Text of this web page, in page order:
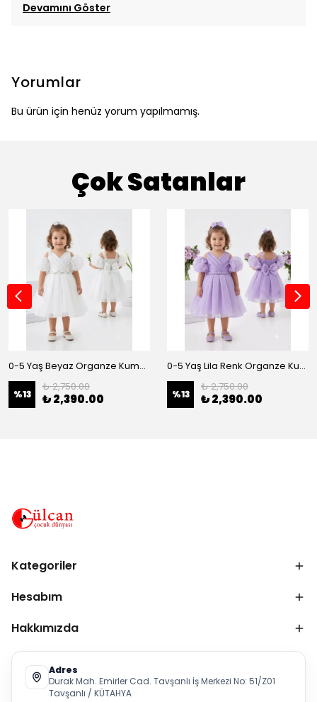
Devamını Göster
Yorumlar
Bu ürün için henüz yorum yapılmamış.
Çok Satanlar
0-5 Yaş Beyaz Organze Kumaş Bel İnci Kemerli Midi Boy Arkası Lastikli Abiye
%13
₺ 2,750.00
₺ 2,390.00
0-5 Yaş Lila Renk Organze Kumaş Bel İnci Kemerli Midi Boy Arkası Lastikli Abiye
%13
₺ 2,750.00
₺ 2,390.00
Kategoriler
Hesabım
Hakkımızda
Adres
Durak Mah. Emirler Cad. Tavşanlı İş Merkezi No: 51/Z01
Tavşanlı / KÜTAHYA